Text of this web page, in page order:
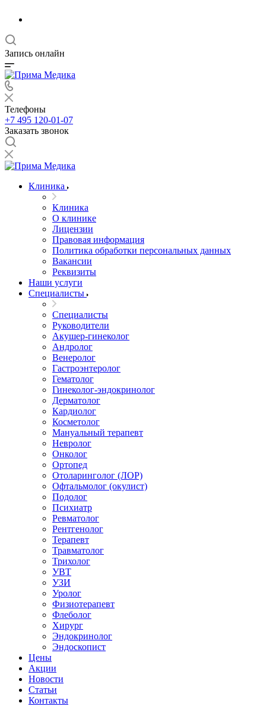
Запись онлайн
Телефоны
+7 495 120-01-07
Заказать звонок
Клиника
Клиника
О клинике
Лицензии
Правовая информация
Политика обработки персональных данных
Вакансии
Реквизиты
Наши услуги
Специалисты
Специалисты
Руководители
Акушер-гинеколог
Андролог
Венеролог
Гастроэнтеролог
Гематолог
Гинеколог-эндокринолог
Дерматолог
Кардиолог
Косметолог
Мануальный терапевт
Невролог
Онколог
Ортопед
Отоларинголог (ЛОР)
Офтальмолог (окулист)
Подолог
Психиатр
Ревматолог
Рентгенолог
Терапевт
Травматолог
Трихолог
УВТ
УЗИ
Уролог
Физиотерапевт
Флеболог
Хирург
Эндокринолог
Эндоскопист
Цены
Акции
Новости
Статьи
Контакты